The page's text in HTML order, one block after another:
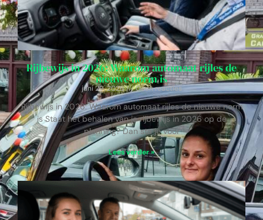
Rijbewijs in 2026: Waarom automaat rijles de
nieuwe norm is
juni 29, 2026 Geen reacties
Rijbewijs in 2026: Waarom automaat rijles de nieuwe norm
is Staat het behalen van je rijbewijs in 2026 op de
planning? Dan sta je voor
Lees verder »